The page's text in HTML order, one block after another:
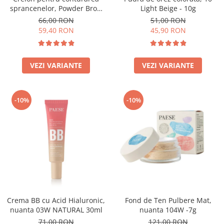
sprancenelor, Powder Brow
Pencil, nuanta Honey Blond -
1.19g
66,00 RON
59,40 RON
VEZI VARIANTE
Light Beige - 10g
51,00 RON
45,90 RON
VEZI VARIANTE
-10%
Crema BB cu Acid Hialuronic,
nuanta 03W NATURAL 30ml
71,00 RON
-10%
Fond de Ten Pulbere Mat,
nuanta 104W -7g
121,00 RON